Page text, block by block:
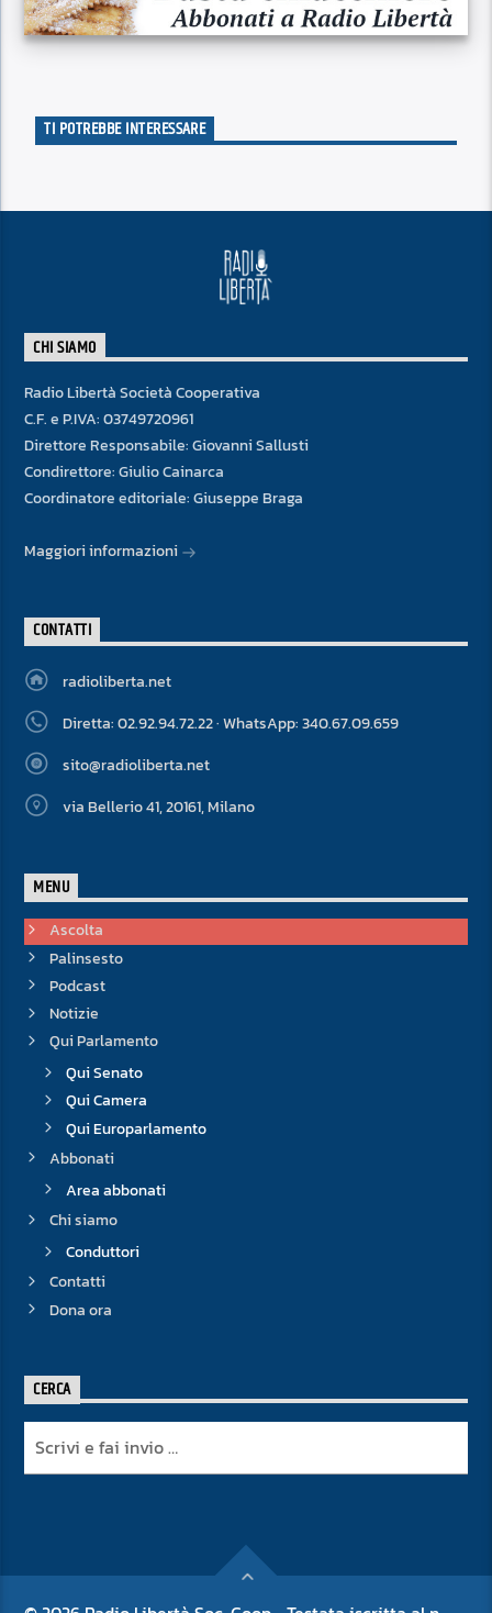
TI POTREBBE INTERESSARE
CHI SIAMO
Radio Libertà Società Cooperativa
C.F. e P.IVA: 03749720961
Direttore Responsabile: Giovanni Sallusti
Condirettore: Giulio Cainarca
Coordinatore editoriale: Giuseppe Braga
Maggiori informazioni
CONTATTI
radioliberta.net
Diretta: 02.92.94.72.22 · WhatsApp: 340.67.09.659
sito@radioliberta.net
via Bellerio 41, 20161, Milano
MENU
Ascolta
Palinsesto
Podcast
Notizie
Qui Parlamento
Qui Senato
Qui Camera
Qui Europarlamento
Abbonati
Area abbonati
Chi siamo
Conduttori
Contatti
Dona ora
CERCA